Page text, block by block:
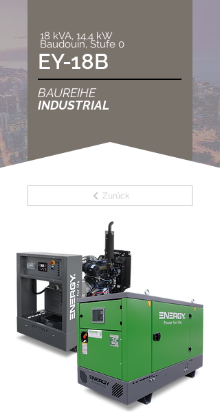
18 kVA, 14,4 kW
Baudouin, Stufe 0
EY-18B
BAUREIHE
INDUSTRIAL
Zurück